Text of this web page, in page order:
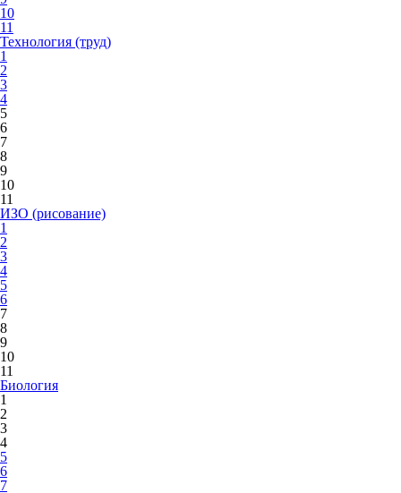
10
11
Технология (труд)
1
2
3
4
5
6
7
8
9
10
11
ИЗО (рисование)
1
2
3
4
5
6
7
8
9
10
11
Биология
1
2
3
4
5
6
7